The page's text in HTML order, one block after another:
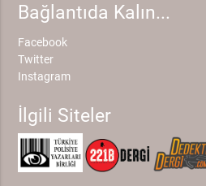
Bağlantıda Kalın...
Facebook
Twitter
Instagram
İlgili Siteler